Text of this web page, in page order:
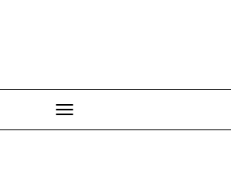
Cambiar modo de navegación